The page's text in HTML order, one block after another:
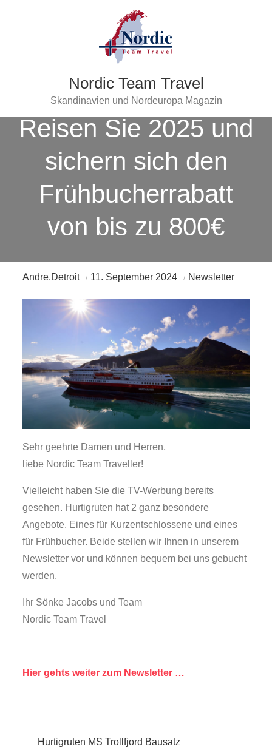
Nordic Team Travel
Skandinavien und Nordeuropa Magazin
Reisen Sie 2025 und
sichern sich den
Frühbucherrabatt
von bis zu 800€
Andre.Detroit 11. September 2024 Newsletter
Sehr geehrte Damen und Herren,
liebe Nordic Team Traveller!
Vielleicht haben Sie die TV-Werbung bereits
gesehen. Hurtigruten hat 2 ganz besondere
Angebote. Eines für Kurzentschlossene und eines
für Frühbucher. Beide stellen wir Ihnen in unserem
Newsletter vor und können bequem bei uns gebucht
werden.
Ihr Sönke Jacobs und Team
Nordic Team Travel
Hier gehts weiter zum Newsletter …
Hurtigruten MS Trollfjord Bausatz